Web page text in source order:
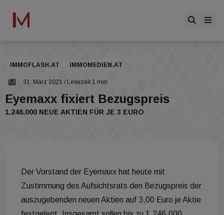
IMMOFLASH.AT IMMOMEDIEN.AT
31. März 2021 / Lesezeit 1 min
Eyemaxx fixiert Bezugspreis
1.246.000 NEUE AKTIEN FÜR JE 3 EURO
Der Vorstand der Eyemaxx hat heute mit
Zustimmung des Aufsichtsrats den Bezugspreis der
auszugebenden neuen Aktien auf 3,00 Euro je Aktie